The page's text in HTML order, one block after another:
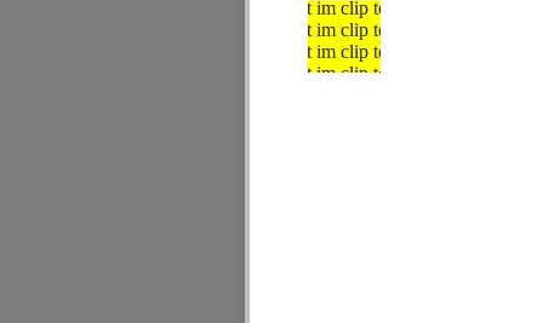
text im clip text im clip
text im clip text im clip
text im clip text im clip
text im clip text im clip